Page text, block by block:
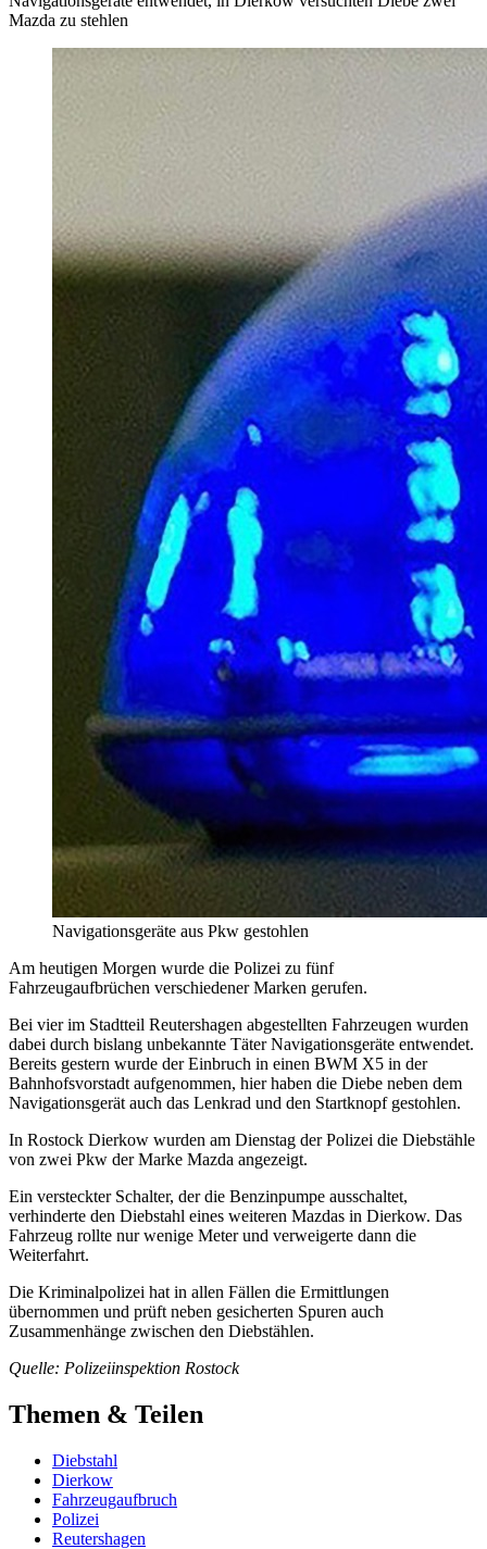
Mazda zu stehlen
Navigationsgeräte aus Pkw gestohlen
Am heutigen Morgen wurde die Polizei zu fünf
Fahrzeugaufbrüchen verschiedener Marken gerufen.
Bei vier im Stadtteil Reutershagen abgestellten Fahrzeugen wurden
dabei durch bislang unbekannte Täter Navigationsgeräte entwendet.
Bereits gestern wurde der Einbruch in einen BWM X5 in der
Bahnhofsvorstadt aufgenommen, hier haben die Diebe neben dem
Navigationsgerät auch das Lenkrad und den Startknopf gestohlen.
In Rostock Dierkow wurden am Dienstag der Polizei die Diebstähle
von zwei Pkw der Marke Mazda angezeigt.
Ein versteckter Schalter, der die Benzinpumpe ausschaltet,
verhinderte den Diebstahl eines weiteren Mazdas in Dierkow. Das
Fahrzeug rollte nur wenige Meter und verweigerte dann die
Weiterfahrt.
Die Kriminalpolizei hat in allen Fällen die Ermittlungen
übernommen und prüft neben gesicherten Spuren auch
Zusammenhänge zwischen den Diebstählen.
Quelle: Polizeiinspektion Rostock
Themen & Teilen
Diebstahl
Dierkow
Fahrzeugaufbruch
Polizei
Reutershagen